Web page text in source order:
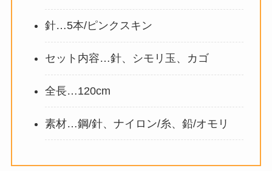
針…5本/ピンクスキン
セット内容…針、シモリ玉、カゴ
全長…120cm
素材…鋼/針、ナイロン/糸、鉛/オモリ